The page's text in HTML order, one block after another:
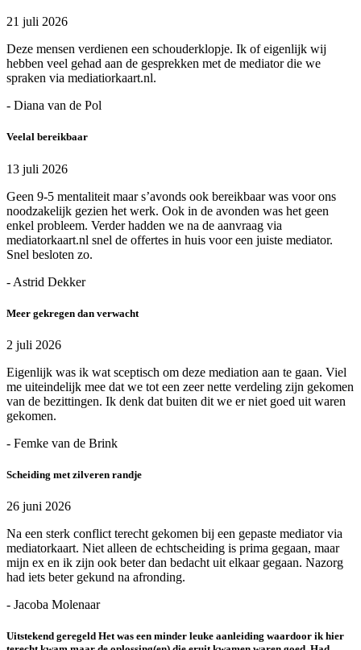
21 juli 2026
Deze mensen verdienen een schouderklopje. Ik of eigenlijk wij
hebben veel gehad aan de gesprekken met de mediator die we
spraken via mediatiorkaart.nl.
- Diana van de Pol
Veelal bereikbaar
13 juli 2026
Geen 9-5 mentaliteit maar s’avonds ook bereikbaar was voor ons
noodzakelijk gezien het werk. Ook in de avonden was het geen
enkel probleem. Verder hadden we na de aanvraag via
mediatorkaart.nl snel de offertes in huis voor een juiste mediator.
Snel besloten zo.
- Astrid Dekker
Meer gekregen dan verwacht
2 juli 2026
Eigenlijk was ik wat sceptisch om deze mediation aan te gaan. Viel
me uiteindelijk mee dat we tot een zeer nette verdeling zijn gekomen
van de bezittingen. Ik denk dat buiten dit we er niet goed uit waren
gekomen.
- Femke van de Brink
Scheiding met zilveren randje
26 juni 2026
Na een sterk conflict terecht gekomen bij een gepaste mediator via
mediatorkaart. Niet alleen de echtscheiding is prima gegaan, maar
mijn ex en ik zijn ook beter dan bedacht uit elkaar gegaan. Nazorg
had iets beter gekund na afronding.
- Jacoba Molenaar
Uitstekend geregeld Het was een minder leuke aanleiding waardoor ik hier